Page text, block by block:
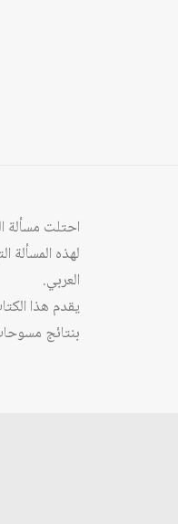
احتلت مسألة
لهذه المسألة
العربي.
يقدم هذا
بنتائج